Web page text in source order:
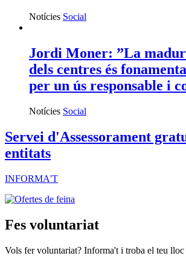
Notícies Social
Jordi Moner: ”La
dels centres és
per un ús responsable i
Notícies Social
Servei d'Assessorament
entitats
INFORMA'T
Fes voluntariat
Vols fer voluntariat? Informa't i troba el teu lloc